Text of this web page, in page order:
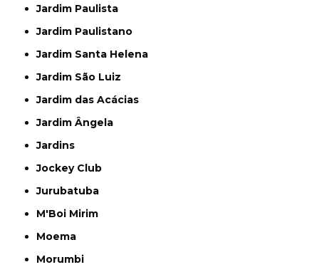
Jardim Paulista
Jardim Paulistano
Jardim Santa Helena
Jardim São Luiz
Jardim das Acácias
Jardim Ângela
Jardins
Jockey Club
Jurubatuba
M'Boi Mirim
Moema
Morumbi